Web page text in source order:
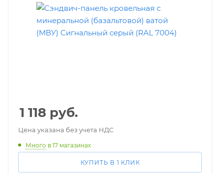
1 118 руб.
Цена указана без учета НДС
Много в 17 магазинах
КУПИТЬ В 1 КЛИК